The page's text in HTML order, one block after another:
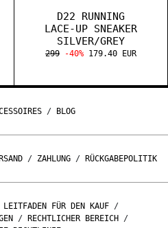
D22 RUNNING
LACE-UP SNEAKER
SILVER/GREY
299 -40% 179.40 EUR
/ BLOG
/ ZAHLUNG / RÜCKGABEPOLITIK
LEITFADEN FÜR DEN KAUF /
/ RECHTLICHER BEREICH /